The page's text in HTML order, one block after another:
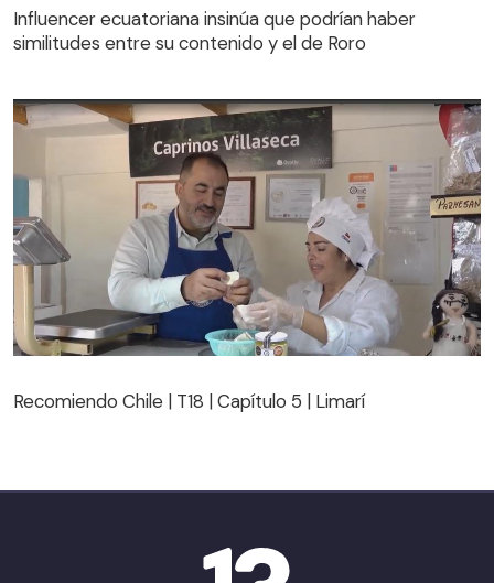
Influencer ecuatoriana insinúa que podrían haber
similitudes entre su contenido y el de Roro
Recomiendo Chile | T18 | Capítulo 5 | Limarí